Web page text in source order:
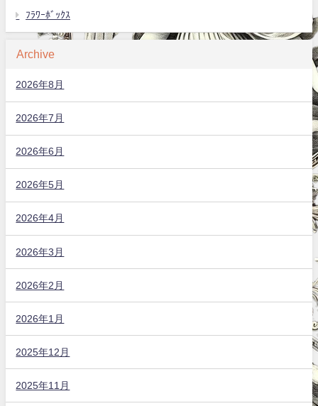
ﾌﾗﾜｰﾎﾞｯｸｽ
Archive
2026年8月
2026年7月
2026年6月
2026年5月
2026年4月
2026年3月
2026年2月
2026年1月
2025年12月
2025年11月